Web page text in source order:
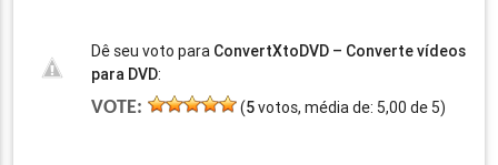
Dê seu voto para ConvertXtoDVD – Converte vídeos
para DVD:
VOTE: (5votos, média de: 5,00 de 5)